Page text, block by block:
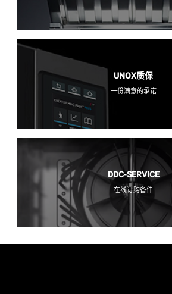
UNOX质保
一份满意的承诺
DDC-SERVICE
在线订购备件